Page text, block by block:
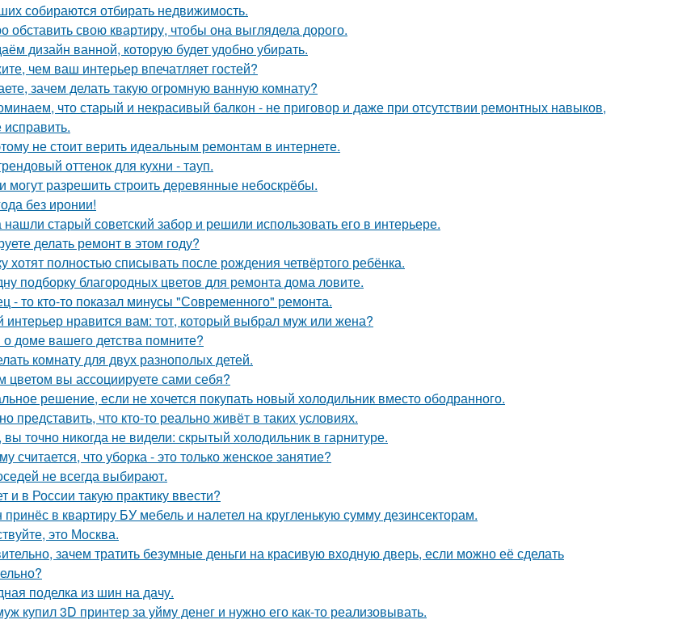
собираются отбирать недвижимость.
обставить свою квартиру, чтобы она выглядела дорого.
дизайн ванной, которую будет удобно убирать.
чем ваш интерьер впечатляет гостей?
зачем делать такую огромную ванную комнату?
что старый и некрасивый балкон - не приговор и даже при отсутствии ремонтных навыков,
не стоит верить идеальным ремонтам в интернете.
оттенок для кухни - тауп.
могут разрешить строить деревянные небоскрёбы.
без иронии!
нашли старый советский забор и решили использовать его в интерьере.
делать ремонт в этом году?
хотят полностью списывать после рождения четвёртого ребёнка.
подборку благородных цветов для ремонта дома ловите.
- то кто-то показал минусы "Современного" ремонта.
интерьер нравится вам: тот, который выбрал муж или жена?
доме вашего детства помните?
комнату для двух разнополых детей.
цветом вы ассоциируете сами себя?
решение, если не хочется покупать новый холодильник вместо ободранного.
представить, что кто-то реально живёт в таких условиях.
вы точно никогда не видели: скрытый холодильник в гарнитуре.
считается, что уборка - это только женское занятие?
не всегда выбирают.
и в России такую практику ввести?
принёс в квартиру БУ мебель и налетел на кругленькую сумму дезинсекторам.
это Москва.
зачем тратить безумные деньги на красивую входную дверь, если можно её сделать
поделка из шин на дачу.
купил 3D принтер за уйму денег и нужно его как-то реализовывать.